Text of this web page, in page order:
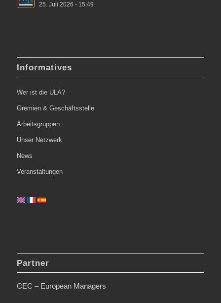
25. Juli 2026 - 15:49
Informatives
Wer ist die ULA?
Gremien & Geschäftsstelle
Arbeitsgruppen
Unser Netzwerk
News
Veranstaltungen
Partner
CEC – European Managers